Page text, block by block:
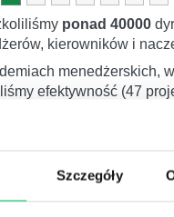
Szczegóły
ponad 40000
kierowników i
menedżerskich,
efektywność (47
poziom kompetencji
zrobić),motywacji
postawy